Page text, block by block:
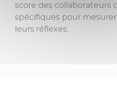
score des collaborateurs
spécifiques pour
leurs réflexes.